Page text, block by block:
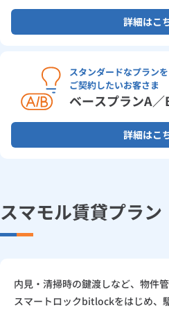
詳細はこ
スタンダードなプランを
ご契約したいお客さま
ベースプランA／
詳細はこ
スマモル賃貸プラン
内見・清掃時の鍵渡しなど、物件
スマートロックbitlockをはじめ、